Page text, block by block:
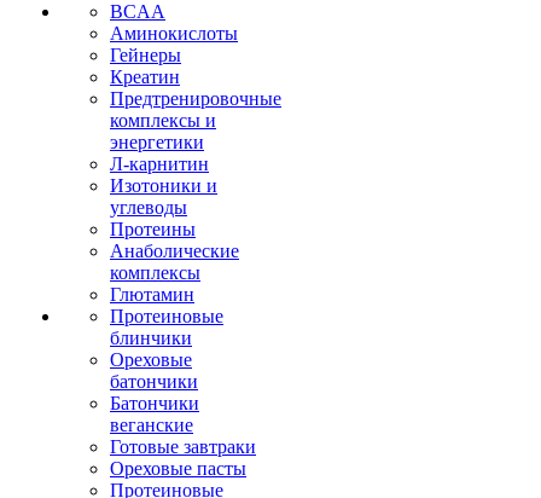
BCAA
Аминокислоты
Гейнеры
Креатин
Предтренировочные
комплексы и
энергетики
Л-карнитин
Изотоники и
углеводы
Протеины
Анаболические
комплексы
Глютамин
Протеиновые
блинчики
Ореховые
батончики
Батончики
веганские
Готовые завтраки
Ореховые пасты
Протеиновые